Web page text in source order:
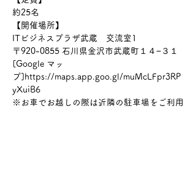
約25名
【開催場所】
ITビジネスプラザ武蔵　交流室1
〒920-0855 石川県金沢市武蔵町１４−３１
[Google マッ
プ]https://maps.app.goo.gl/muMcLFpr3RP
yXuiB6
※お車でお越しの際は近隣の駐車場をご利用